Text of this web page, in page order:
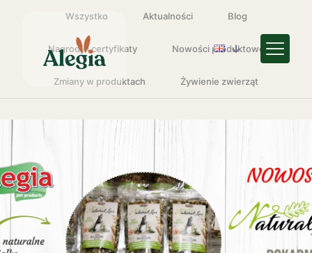
Wszystko Aktualności Blog
Nagrody i certyfikaty Nowości produktowe
Zmiany w produktach Żywienie zwierząt